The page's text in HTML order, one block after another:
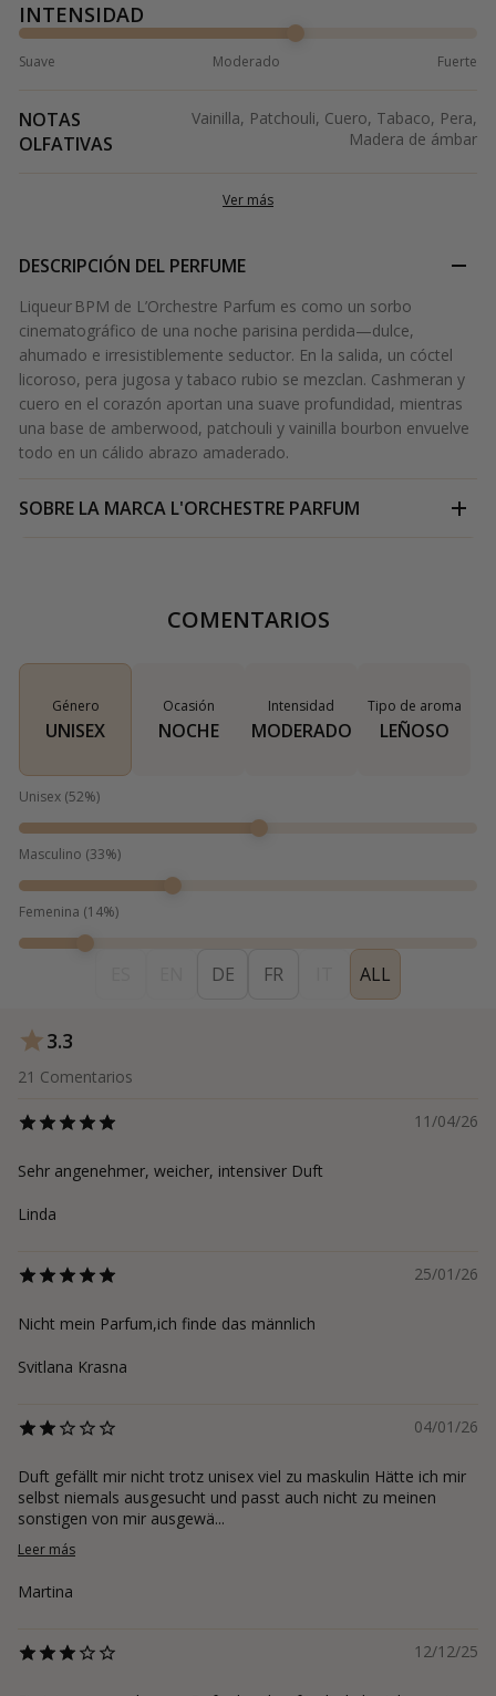
INTENSIDAD
Suave Moderado Fuerte
NOTAS
OLFATIVAS
Vainilla, Patchouli, Cuero, Tabaco, Pera,
Madera de ámbar
Ver más
DESCRIPCIÓN DEL PERFUME
Liqueur BPM de L’Orchestre Parfum es como un sorbo
cinematográfico de una noche parisina perdida—dulce,
ahumado e irresistiblemente seductor. En la salida, un cóctel
licoroso, pera jugosa y tabaco rubio se mezclan. Cashmeran y
cuero en el corazón aportan una suave profundidad, mientras
una base de amberwood, patchouli y vainilla bourbon envuelve
todo en un cálido abrazo amaderado.
SOBRE LA MARCA L'ORCHESTRE PARFUM
COMENTARIOS
Género
UNISEX
Ocasión
NOCHE
Intensidad
MODERADO
Tipo de aroma
LEÑOSO
Unisex (52%)
Masculino (33%)
Femenina (14%)
DE FR ALL
3.3
21 Comentarios
11/04/26
Sehr angenehmer, weicher, intensiver Duft
Linda
25/01/26
Nicht mein Parfum,ich finde das männlich
Svitlana Krasna
04/01/26
Duft gefällt mir nicht trotz unisex viel zu maskulin Hätte ich mir
selbst niemals ausgesucht und passt auch nicht zu meinen
sonstigen von mir ausgewä...
Leer más
Martina
12/12/25